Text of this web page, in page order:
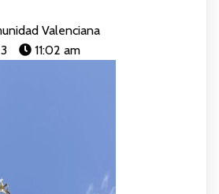
Valenciana
11:02 am